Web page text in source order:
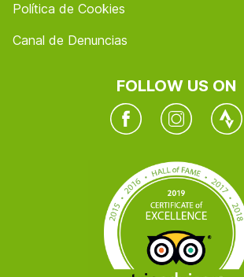
Política de Cookies
Canal de Denuncias
FOLLOW US ON
FacebookInstagramTwitter